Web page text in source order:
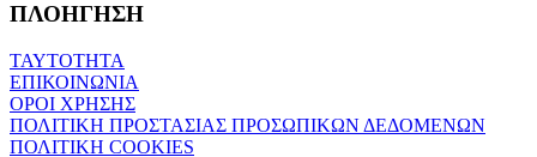
ΠΛΟΗΓΗΣΗ
ΤΑΥΤΟΤΗΤΑ
ΕΠΙΚΟΙΝΩΝΙΑ
ΟΡΟΙ ΧΡΗΣΗΣ
ΠΟΛΙΤΙΚΗ ΠΡΟΣΤΑΣΙΑΣ ΠΡΟΣΩΠΙΚΩΝ ΔΕΔΟΜΕΝΩΝ
ΠΟΛΙΤΙΚΗ COOKIES